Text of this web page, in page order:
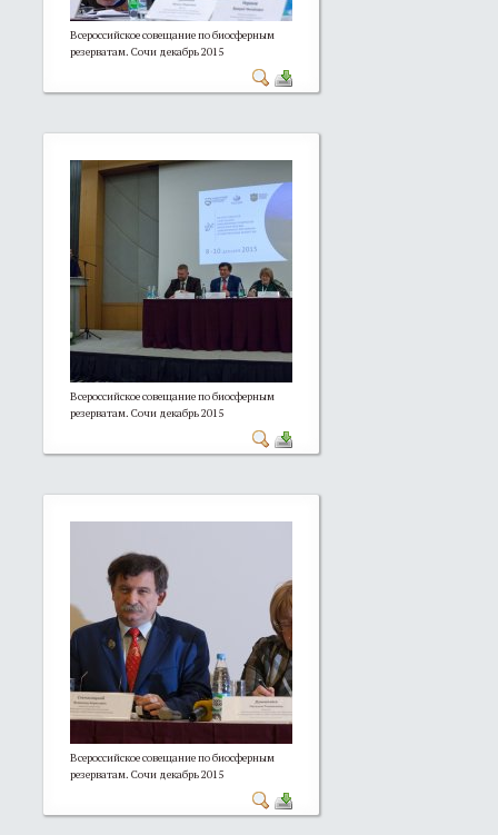
Всероссийское совещание по биосферным
резерватам. Сочи декабрь 2015
Всероссийское совещание по биосферным
резерватам. Сочи декабрь 2015
Всероссийское совещание по биосферным
резерватам. Сочи декабрь 2015